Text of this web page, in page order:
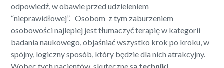
odpowiedź, w obawie przed udzieleniem
“nieprawidłowej”. Osobom z tym zaburzeniem
osobowości najlepiej jest tłumaczyć terapię w kategorii
badania naukowego, objaśniać wszystko krok po kroku, w
spójny, logiczny sposób, który będzie dla nich atrakcyjny.